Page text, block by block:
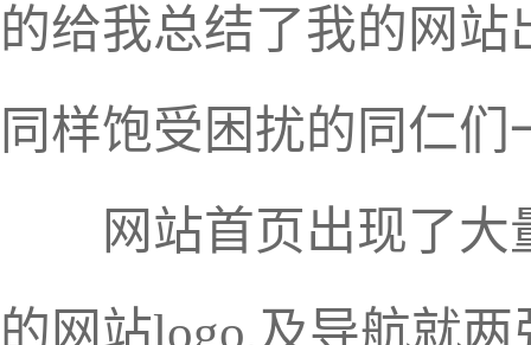
的给我总结了我的网
同样饱受困扰的同仁们
网站首页出现了大
的网站logo,及导航就